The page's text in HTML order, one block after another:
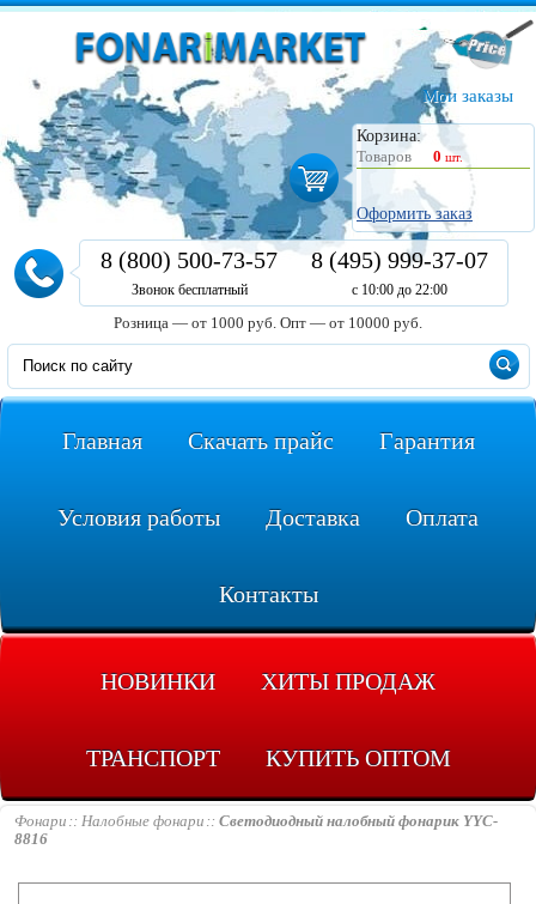
Мои заказы
Корзина:
Товаров
0 шт.
Оформить заказ
8 (800) 500-73-57
Звонок бесплатный
8 (495) 999-37-07
с 10:00 до 22:00
Розница — от 1000 руб. Опт — от 10000 руб.
Главная Скачать прайс Гарантия
Условия работы Доставка Оплата
Контакты
НОВИНКИ ХИТЫ ПРОДАЖ
ТРАНСПОРТ КУПИТЬ ОПТОМ
Фонари Налобные фонари
Светодиодный налобный фонарик YYC-
8816